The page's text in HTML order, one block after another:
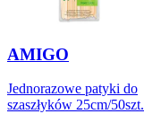
AMIGO
Jednorazowe patyki do
szaszłyków 25cm/50szt.